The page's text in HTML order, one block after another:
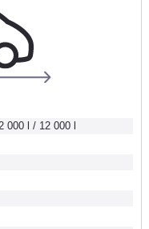
000 l / 12 000 l